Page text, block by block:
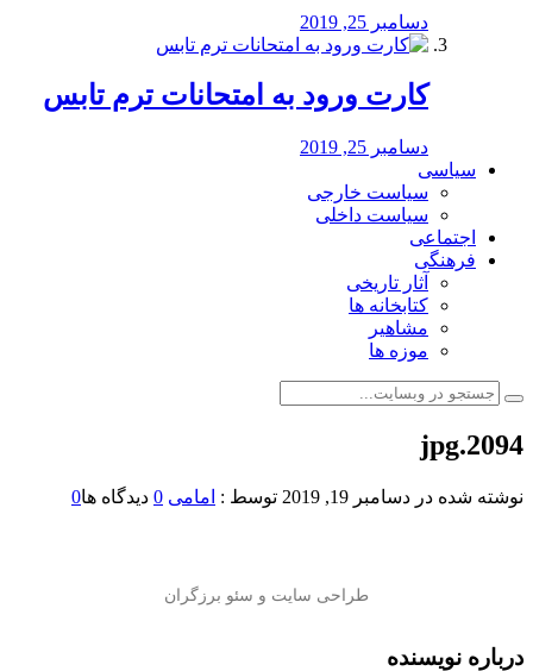
دسامبر 25, 2019
کارت ورود به امتحانات ترم تابس
دسامبر 25, 2019
سیاسی
سیاست خارجی
سیاست داخلی
اجتماعی
فرهنگی
آثار تاریخی
کتابخانه ها
مشاهیر
موزه ها
2094.jpg
نوشته شده در دسامبر 19, 2019 توسط : امامی 0 دیدگاه ها0
درباره نویسنده